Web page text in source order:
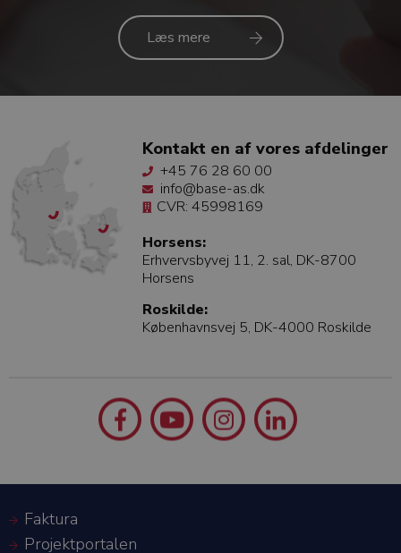
Læs mere
Kontakt en af vores afdelinger
+45 76 28 60 00
info@base-as.dk
CVR: 45998169
Horsens:
Erhvervsbyvej 11, 2. sal, DK-8700
Horsens
Roskilde:
Københavnsvej 5, DK-4000 Roskilde
Faktura
Projektportalen